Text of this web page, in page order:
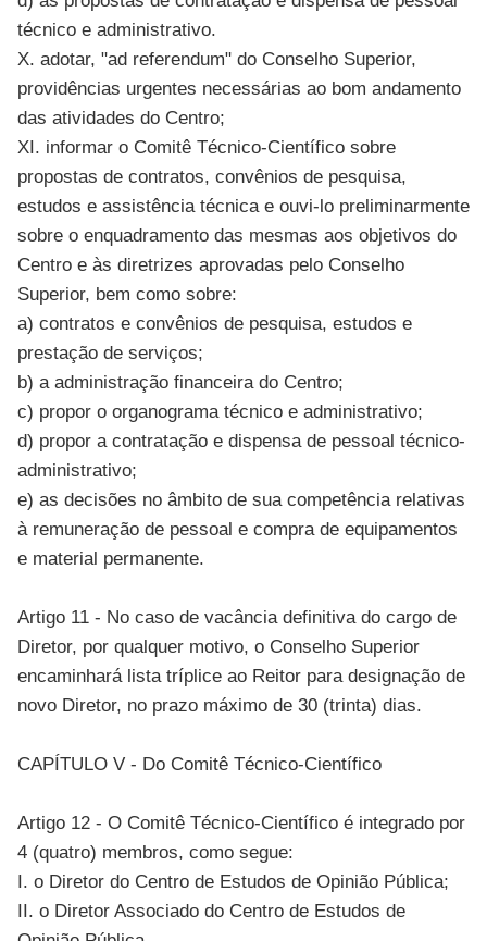
técnico e administrativo.
X. adotar, "ad referendum" do Conselho Superior,
providências urgentes necessárias ao bom andamento
das atividades do Centro;
XI. informar o Comitê Técnico-Científico sobre
propostas de contratos, convênios de pesquisa,
estudos e assistência técnica e ouvi-lo preliminarmente
sobre o enquadramento das mesmas aos objetivos do
Centro e às diretrizes aprovadas pelo Conselho
Superior, bem como sobre:
a) contratos e convênios de pesquisa, estudos e
prestação de serviços;
b) a administração financeira do Centro;
c) propor o organograma técnico e administrativo;
d) propor a contratação e dispensa de pessoal técnico-
administrativo;
e) as decisões no âmbito de sua competência relativas
à remuneração de pessoal e compra de equipamentos
e material permanente.
Artigo 11 - No caso de vacância definitiva do cargo de
Diretor, por qualquer motivo, o Conselho Superior
encaminhará lista tríplice ao Reitor para designação de
novo Diretor, no prazo máximo de 30 (trinta) dias.
CAPÍTULO V - Do Comitê Técnico-Científico
Artigo 12 - O Comitê Técnico-Científico é integrado por
4 (quatro) membros, como segue:
I. o Diretor do Centro de Estudos de Opinião Pública;
II. o Diretor Associado do Centro de Estudos de